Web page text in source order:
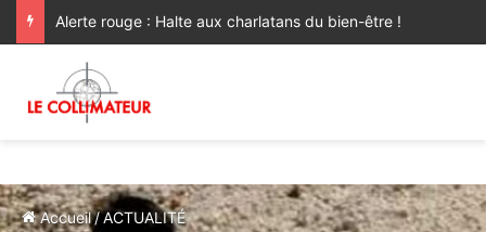
Alerte rouge : Halte aux charlatans du bien-être !
Accueil/ACTUALITÉ